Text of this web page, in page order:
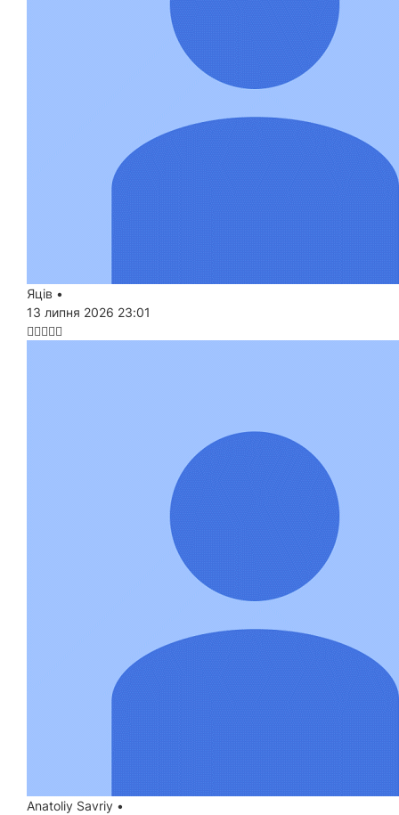
Яців •
13 липня 2026 23:01
Anatoliy Savriy •